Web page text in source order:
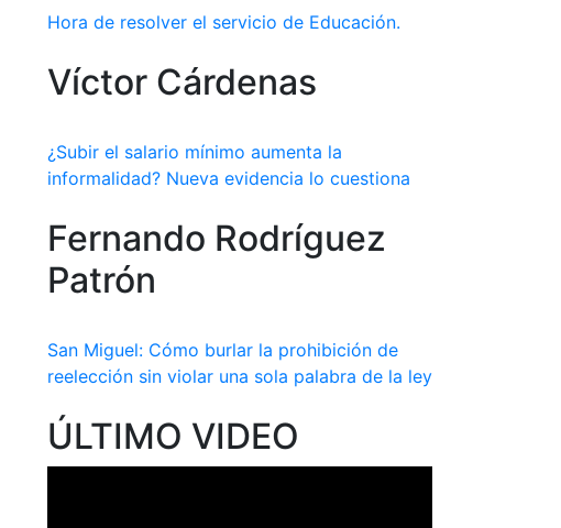
Hora de resolver el servicio de Educación.
Víctor Cárdenas
¿Subir el salario mínimo aumenta la
informalidad? Nueva evidencia lo cuestiona
Fernando Rodríguez
Patrón
San Miguel: Cómo burlar la prohibición de
reelección sin violar una sola palabra de la ley
ÚLTIMO VIDEO